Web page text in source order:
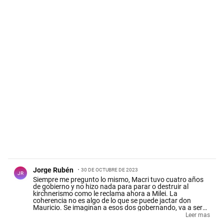
JR Jorge Rubén 30 DE OCTUBRE DE 2023
Siempre me pregunto lo mismo, Macri tuvo cuatro años
de gobierno y no hizo nada para parar o destruir al
kirchnerismo como le reclama ahora a Milei. La
coherencia no es algo de lo que se puede jactar don
Mauricio. Se imaginan a esos dos gobernando, va a ser
realmente un problema para todos los argentinos. ElLeer mas